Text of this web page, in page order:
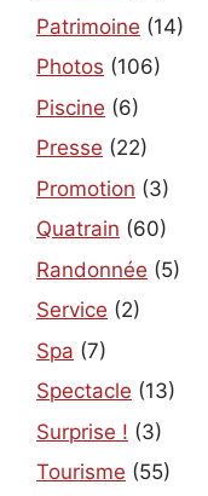
Patrimoine (14)
Photos (106)
Piscine (6)
Presse (22)
Promotion (3)
Quatrain (60)
Randonnée (5)
Service (2)
Spa (7)
Spectacle (13)
Surprise ! (3)
Tourisme (55)